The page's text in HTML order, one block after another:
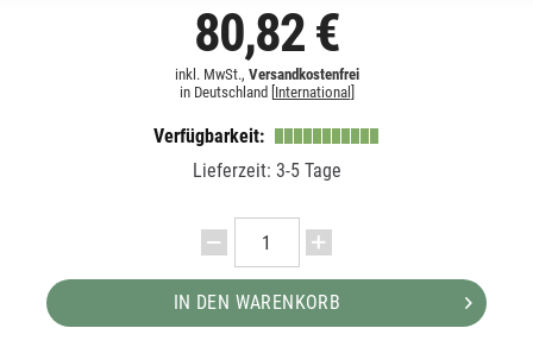
80,82 €
inkl. MwSt., Versandkostenfrei
in Deutschland [ International
Verfügbarkeit:
Lieferzeit: 3-5 Tage
IN DEN WARENKORB